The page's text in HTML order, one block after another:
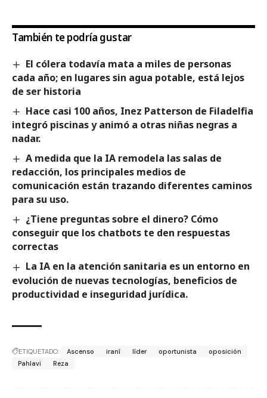
También te podría gustar
El cólera todavía mata a miles de personas
cada año; en lugares sin agua potable, está lejos
de ser historia
Hace casi 100 años, Inez Patterson de Filadelfia
integró piscinas y animó a otras niñas negras a
nadar.
A medida que la IA remodela las salas de
redacción, los principales medios de
comunicación están trazando diferentes caminos
para su uso.
¿Tiene preguntas sobre el dinero? Cómo
conseguir que los chatbots te den respuestas
correctas
La IA en la atención sanitaria es un entorno en
evolución de nuevas tecnologías, beneficios de
productividad e inseguridad jurídica.
ETIQUETADO: Ascenso iraní líder oportunista
oposición
Pahlavi
Reza